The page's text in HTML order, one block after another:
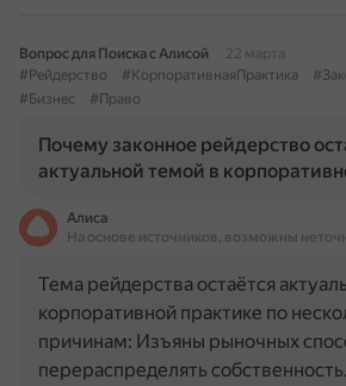
Вопрос для Поиска с Алисой
22 марта
#Рейдерство
#КорпоративнаяПрактика
#Бизнес
#Право
Почему законное рейдерство
актуальной темой в
Алиса
На основе источников, возможны
Тема рейдерства остаётся
корпоративной практике по
причинам: Изъяны рыночных
перераспределять